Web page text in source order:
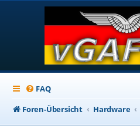
FAQ
Foren-Übersicht
Hardware